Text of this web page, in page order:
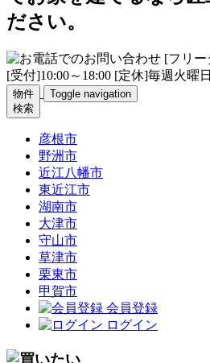
物件
検索
Toggle navigation
彦根市
野洲市
近江八幡市
東近江市
湖南市
大津市
守山市
草津市
栗東市
甲賀市
会員登録
ログイン